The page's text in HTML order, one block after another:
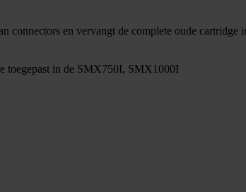
connectors en vervangt de complete oude cartridge
toegepast in de SMX750I, SMX1000I